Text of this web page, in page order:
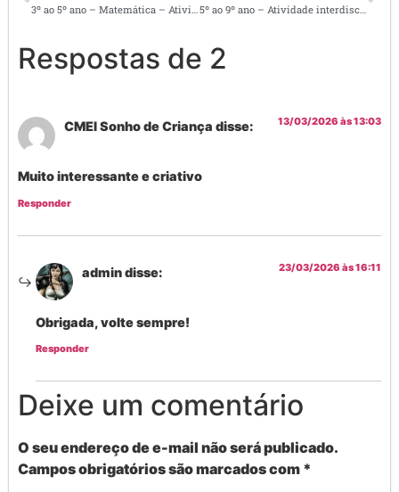
5º ao 9º ano – Atividade interdisciplinar – Violência doméstica
Respostas de 2
CMEI Sonho de Criança disse: 13/03/2026 às 13:03
Muito interessante e criativo
Responder
admindisse: 23/03/2026 às 16:11
Obrigada, volte sempre!
Responder
Deixe um comentário
O seu endereço de e-mail não será publicado.
Campos obrigatórios são marcados com *